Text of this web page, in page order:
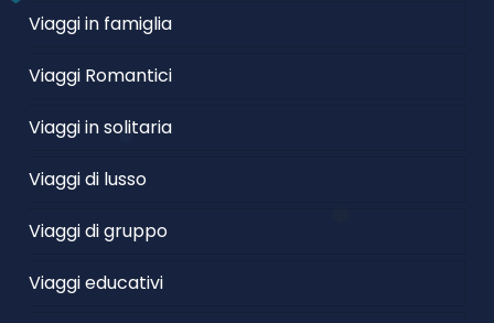
Viaggi in famiglia
Viaggi Romantici
Viaggi in solitaria
Viaggi di lusso
Viaggi di gruppo
Viaggi educativi